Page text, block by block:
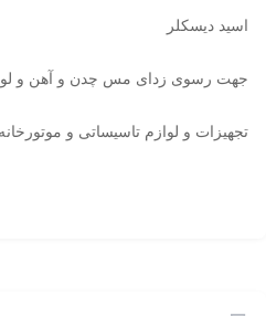
اسید دیسکلر
جهت رسوی زدای مس چدن و آهن و
تجهیزات و لوازم تاسیساتی و موتورخانه